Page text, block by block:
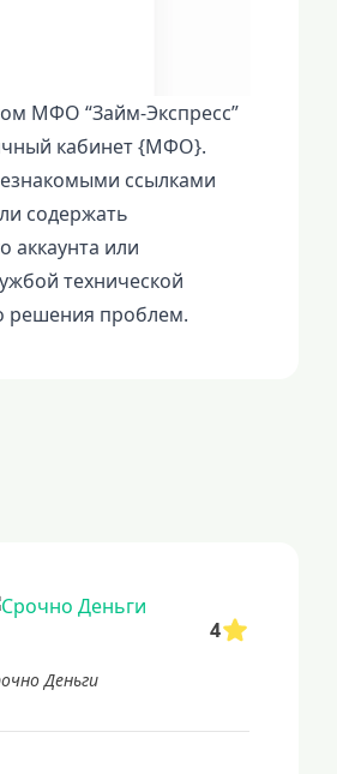
МФО “Займ-Экспресс”
кабинет {МФО}.
ссылками
содержать
аккаунта или
технической
решения проблем.
4
Деньги